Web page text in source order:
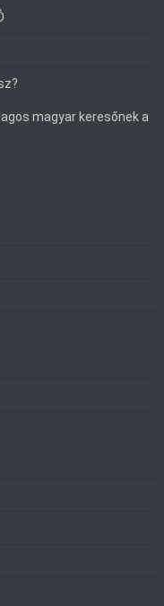
magyar keresőnek a